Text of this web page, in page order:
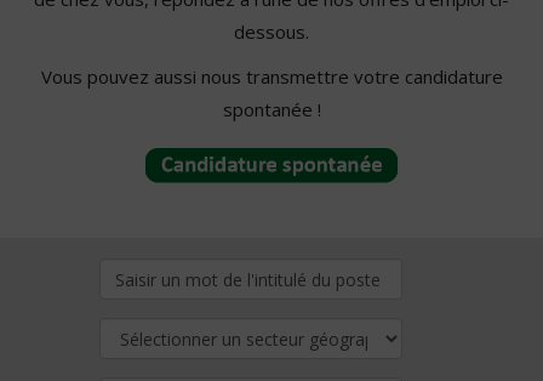
dessous.
Vous pouvez aussi nous transmettre votre candidature
spontanée !